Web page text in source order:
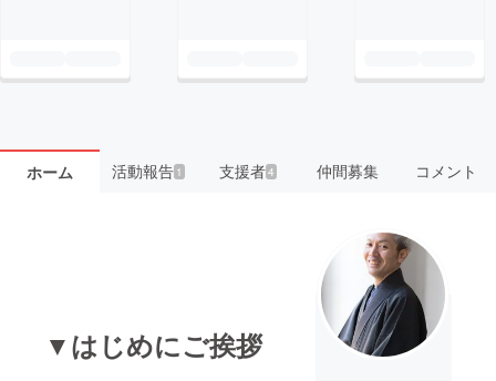
ホーム 活動報告1 支援者4 仲間募集 コメント
▼はじめにご挨拶